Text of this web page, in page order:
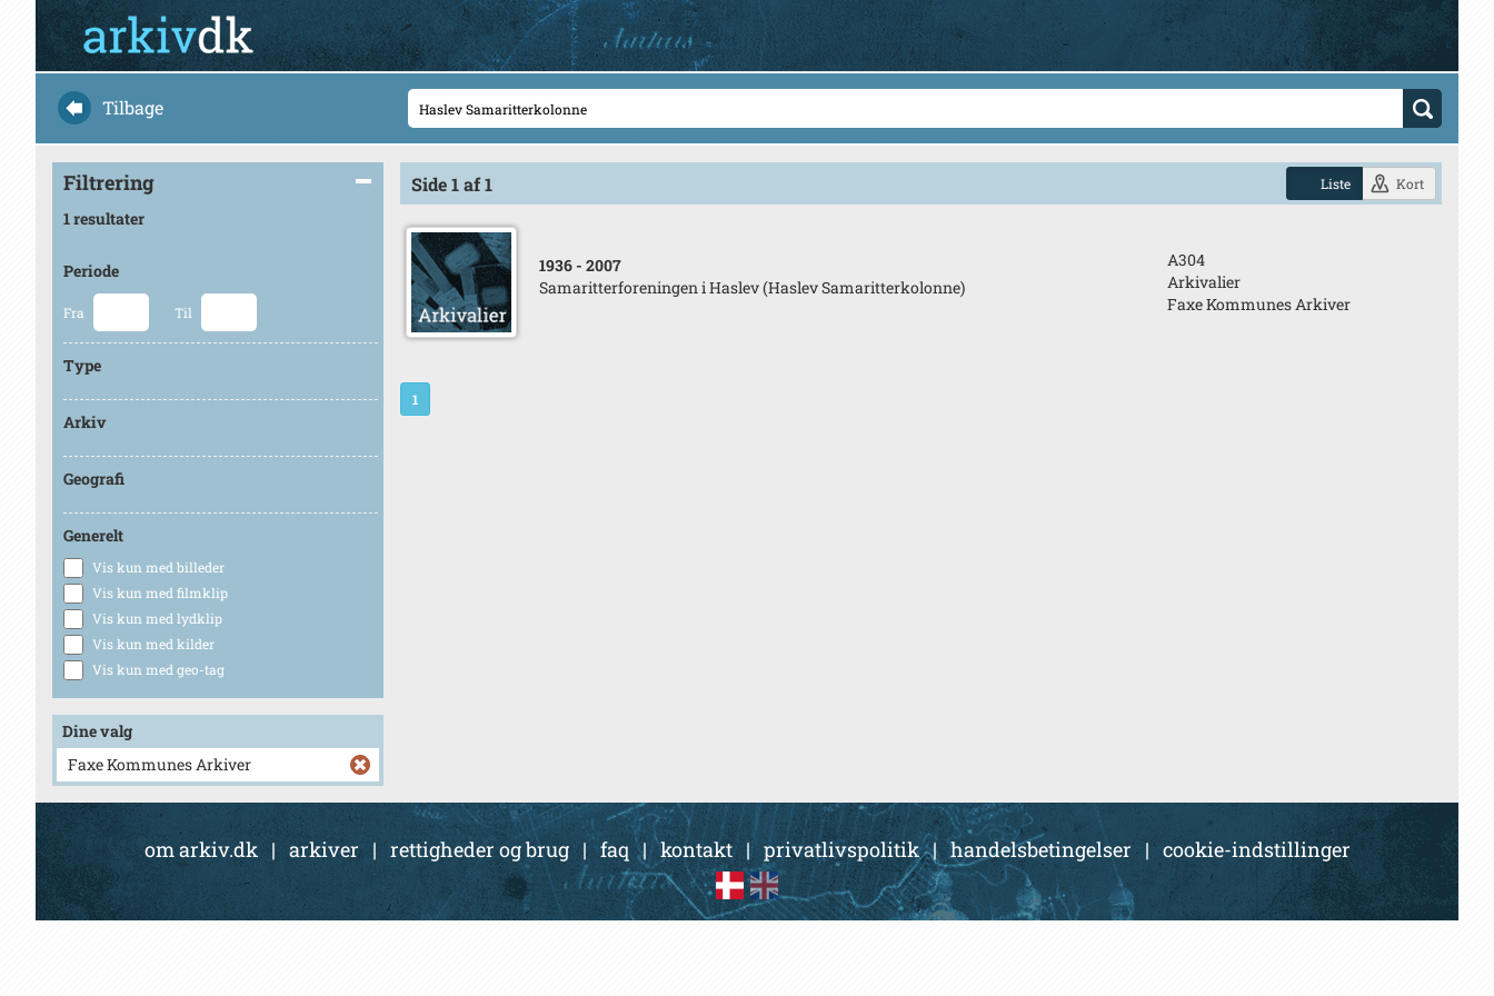
Tilbage
Filtrering
1 resultater
Periode
Fra Til
Type
Arkiv
Geografi
Generelt
Vis kun med billeder
Vis kun med filmklip
Vis kun med lydklip
Vis kun med kilder
Vis kun med geo-tag
Dine valg
Faxe Kommunes Arkiver
Side 1 af 1 Liste Kort
1936 - 2007
Samaritterforeningen i Haslev (Haslev Samaritterkolonne)
A304
Arkivalier
Faxe Kommunes Arkiver
1
om arkiv.dk | arkiver| rettigheder og brug|faq |kontakt| privatlivspolitik|handelsbetingelser | cookie-indstillinger